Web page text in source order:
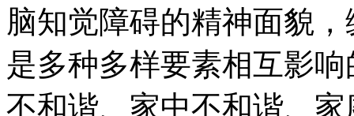
脑知觉障碍的精神面貌
是多种多样要素相互影
不和谐、家中不和谐、